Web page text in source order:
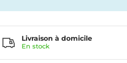
Livraison à domicile
En stock